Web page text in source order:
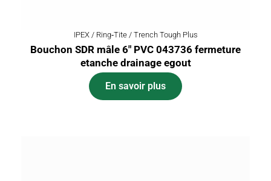
IPEX / Ring‑Tite / Trench Tough Plus
Bouchon SDR mâle 6″ PVC 043736 fermeture
etanche drainage egout
En savoir plus